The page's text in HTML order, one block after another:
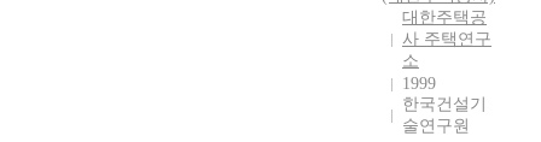
대한주택공
사 주택연구
소
1999
한국건설기
술연구원